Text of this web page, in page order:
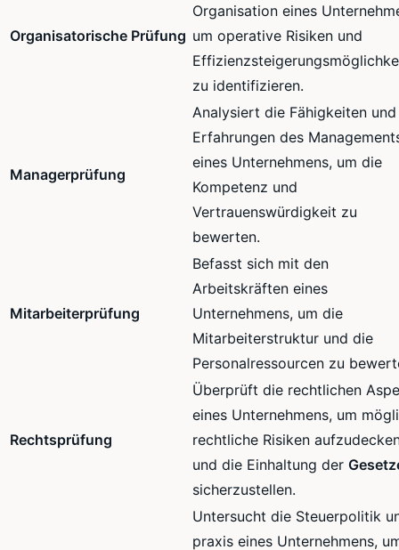
Organisatorische Prüfung
Organisation eines
um operative Risiken und
zu identifizieren.
Managerprüfung
Analysiert die Fähigkeiten und
Erfahrungen des
eines Unternehmens, um die
Kompetenz und
Vertrauenswürdigkeit zu
bewerten.
Mitarbeiterprüfung
Befasst sich mit den
Arbeitskräften eines
Unternehmens, um die
Mitarbeiterstruktur und die
Personalressourcen zu
Rechtsprüfung
Überprüft die rechtlichen
eines Unternehmens, um
rechtliche Risiken
und die Einhaltung der
sicherzustellen.
Untersucht die Steuerpolitik
praxis eines Unternehmens,